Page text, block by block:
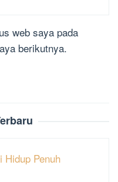
web saya pada
berikutnya.
Hidup Penuh